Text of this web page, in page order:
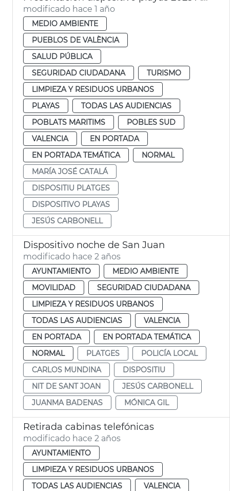
modificado hace 1 año
MEDIO AMBIENTE
PUEBLOS DE VALÈNCIA
SALUD PÚBLICA
SEGURIDAD CIUDADANA
TURISMO
LIMPIEZA Y RESIDUOS URBANOS
PLAYAS
TODAS LAS AUDIENCIAS
POBLATS MARITIMS
POBLES SUD
VALENCIA
EN PORTADA
EN PORTADA TEMÁTICA
NORMAL
MARÍA JOSÉ CATALÁ
DISPOSITIU PLATGES
DISPOSITIVO PLAYAS
JESÚS CARBONELL
Dispositivo noche de San Juan
modificado hace 2 años
AYUNTAMIENTO
MEDIO AMBIENTE
MOVILIDAD
SEGURIDAD CIUDADANA
LIMPIEZA Y RESIDUOS URBANOS
TODAS LAS AUDIENCIAS
VALENCIA
EN PORTADA
EN PORTADA TEMÁTICA
NORMAL
PLATGES
POLICÍA LOCAL
CARLOS MUNDINA
DISPOSITIU
NIT DE SANT JOAN
JESÚS CARBONELL
JUANMA BADENAS
MÓNICA GIL
Retirada cabinas telefónicas
modificado hace 2 años
AYUNTAMIENTO
LIMPIEZA Y RESIDUOS URBANOS
TODAS LAS AUDIENCIAS
VALENCIA